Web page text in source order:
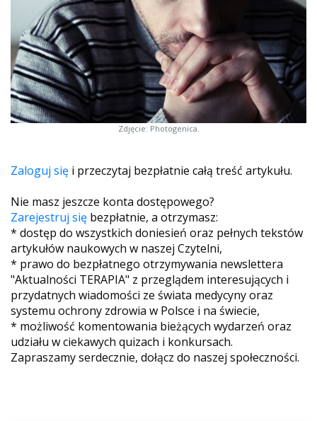
Zdjęcie: Photogenica.
Zaloguj się i przeczytaj bezpłatnie całą treść artykułu.
Nie masz jeszcze konta dostępowego?
Zarejestruj się bezpłatnie, a otrzymasz:
* dostęp do wszystkich doniesień oraz pełnych tekstów
artykułów naukowych w naszej Czytelni,
* prawo do bezpłatnego otrzymywania newslettera
"Aktualności TERAPIA" z przeglądem interesujących i
przydatnych wiadomości ze świata medycyny oraz
systemu ochrony zdrowia w Polsce i na świecie,
* możliwość komentowania bieżących wydarzeń oraz
udziału w ciekawych quizach i konkursach.
Zapraszamy serdecznie, dołącz do naszej społeczności.